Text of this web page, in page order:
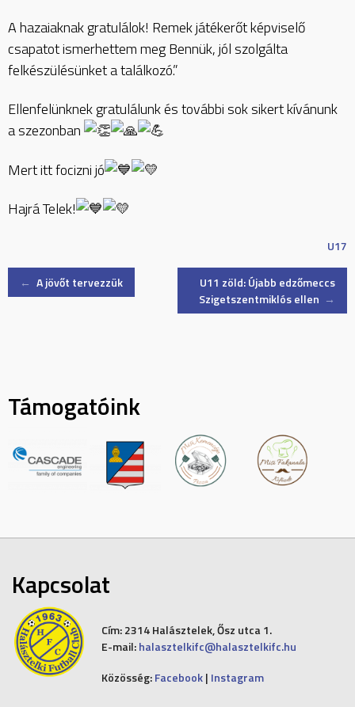
A hazaiaknak gratulálok! Remek játékerőt képviselő
csapatot ismerhettem meg Bennük, jól szolgálta
felkészülésünket a találkozó.”
Ellenfelünknek gratulálunk és további sok sikert kívánunk
a szezonban
Mert itt focizni jó
Hajrá Telek!
U17
Post
← A jövőt tervezzük
U11 zöld: Újabb edzőmeccs
Szigetszentmiklós ellen →
Támogatóink
Kapcsolat
Cím:2314 Halásztelek, Ősz utca 1.
E-mail: halasztelkifc@halasztelkifc.hu
Közösség: Facebook| Instagram